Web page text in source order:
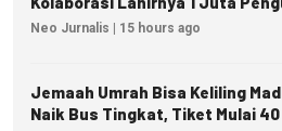
Ekonomi Syariah
Neo Jurnalis | 15 hours ago
Jemaah Umrah Bisa Keliling
Naik Bus Tingkat, Tiket Mulai 40